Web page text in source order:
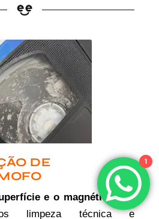
DE
e o magnético das
limpeza técnica e
1